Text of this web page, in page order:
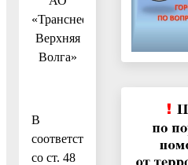
«Транснефть-
Верхняя
Волга»
В
соответствии
со ст. 48